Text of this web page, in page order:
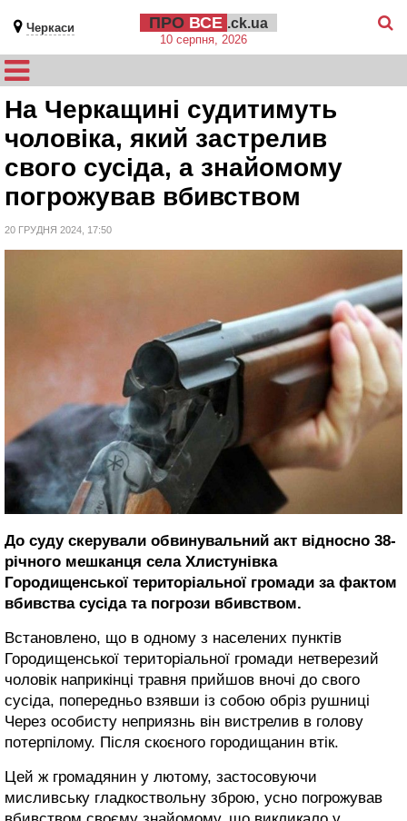
Черкаси ПРО ВСЕ .ck.ua
10 серпня, 2026
На Черкащині судитимуть
чоловіка, який застрелив
свого сусіда, а знайомому
погрожував вбивством
20 ГРУДНЯ 2024, 17:50
До суду скерували обвинувальний акт відносно 38-
річного мешканця села Хлистунівка
Городищенської територіальної громади за фактом
вбивства сусіда та погрози вбивством.
Встановлено, що в одному з населених пунктів
Городищенської територіальної громади нетверезий
чоловік наприкінці травня прийшов вночі до свого
сусіда, попередньо взявши із собою обріз рушниці
Через особисту неприязнь він вистрелив в голову
потерпілому. Після скоєного городищанин втік.
Цей ж громадянин у лютому, застосовуючи
мисливську гладкоствольну зброю, усно погрожував